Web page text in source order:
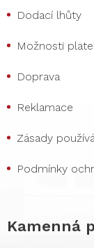
Dodací lhůty
Možnosti
Doprava
Reklamace
Zásady
Podmínky
Kamenná